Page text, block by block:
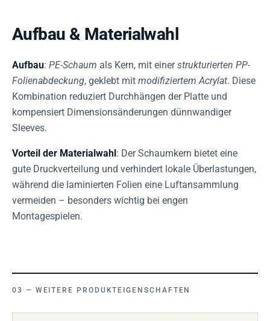
Aufbau & Materialwahl
Aufbau: PE-Schaum als Kern, mit einerstrukturierten PP-
Folienabdeckung, geklebt mit modifiziertem Acrylat. Diese
Kombination reduziert Durchhängen der Platte und
kompensiert Dimensionsänderungen dünnwandiger
Sleeves.
Vorteil der Materialwahl: Der Schaumkern bietet eine
gute Druckverteilung und verhindert lokale Überlastungen,
während die laminierten Folien eine Luftansammlung
vermeiden – besonders wichtig bei engen
Montagespielen.
WEITERE PRODUKTEIGENSCHAFTEN